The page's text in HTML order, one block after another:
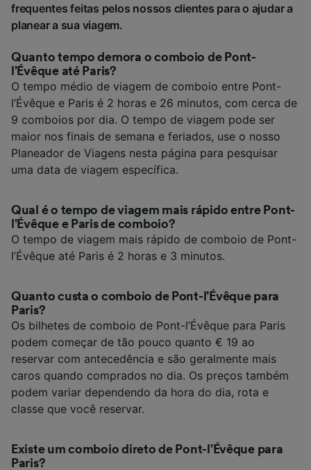
frequentes feitas pelos nossos clientes para o ajudar a
planear a sua viagem.
Quanto tempo demora o comboio de Pont-
l’Évêque até Paris?
O tempo médio de viagem de comboio entre Pont-
l’Évêque e Paris é 2 horas e 26 minutos, com cerca de
9 comboios por dia. O tempo de viagem pode ser
maior nos finais de semana e feriados, use o nosso
Planeador de Viagens nesta página para pesquisar
uma data de viagem específica.
Qual é o tempo de viagem mais rápido entre Pont-
l’Évêque e Paris de comboio?
O tempo de viagem mais rápido de comboio de Pont-
l’Évêque até Paris é 2 horas e 3 minutos.
Quanto custa o comboio de Pont-l’Évêque para
Paris?
Os bilhetes de comboio de Pont-l’Évêque para Paris
podem começar de tão pouco quanto € 19 ao
reservar com antecedência e são geralmente mais
caros quando comprados no dia. Os preços também
podem variar dependendo da hora do dia, rota e
classe que você reservar.
Existe um comboio direto de Pont-l’Évêque para
Paris?